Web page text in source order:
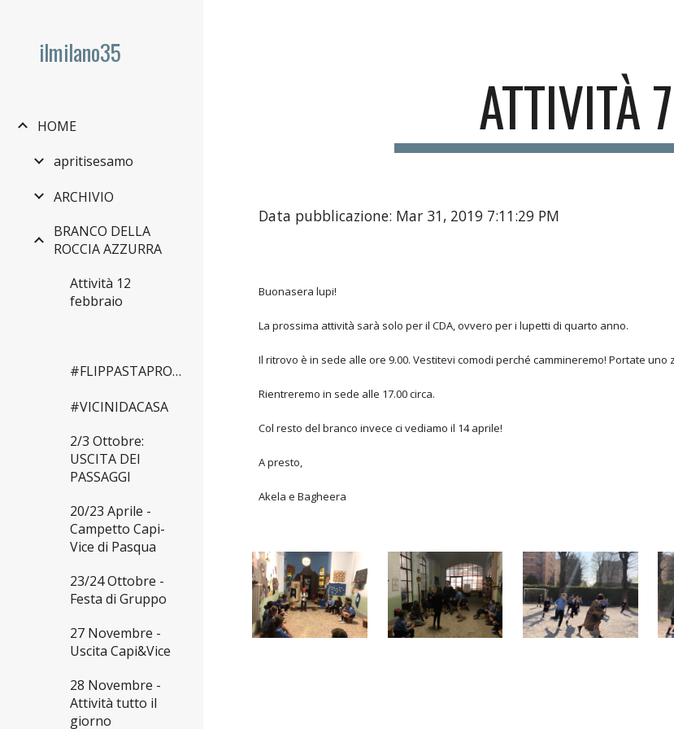
ilmilano35
HOME
apritisesamo
ARCHIVIO
BRANCO DELLA
ROCCIA AZZURRA
Attività 12
febbraio
#FLIPPASTAPROMESSA
#VICINIDACASA
2/3 Ottobre:
USCITA DEI
PASSAGGI
20/23 Aprile -
Campetto Capi-
Vice di Pasqua
23/24 Ottobre -
Festa di Gruppo
27 Novembre -
Uscita Capi&Vice
28 Novembre -
Attività tutto il
giorno
ATTIVITÀ
Data pubblicazione: Mar 31, 2019 7:11:29 PM
Buonasera lupi!
La prossima attività sarà solo per il CDA, ovvero per i lupetti di quarto anno.
Il ritrovo è in sede alle ore 9.00. Vestitevi comodi perché cammineremo! Portate
Rientreremo in sede alle 17.00 circa.
Col resto del branco invece ci vediamo il 14 aprile!
A presto,
Akela e Bagheera